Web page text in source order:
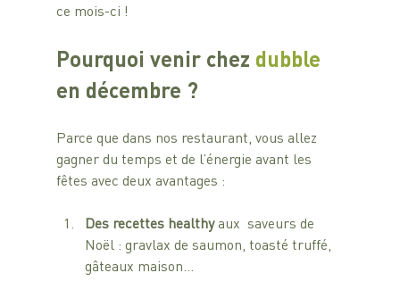
ce mois-ci !
Pourquoi venir chez dubble
en décembre ?
Parce que dans nos restaurant, vous allez
gagner du temps et de l’énergie avant les
fêtes avec deux avantages :
Des recettes healthy aux  saveurs de
Noël : gravlax de saumon, toasté truffé,
gâteaux maison…